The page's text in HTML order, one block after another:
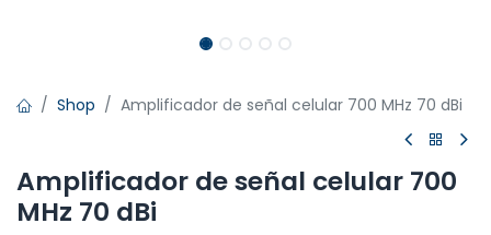
Shop Amplificador de señal celular 700 MHz 70 dBi
Amplificador de señal celular 700
MHz 70 dBi